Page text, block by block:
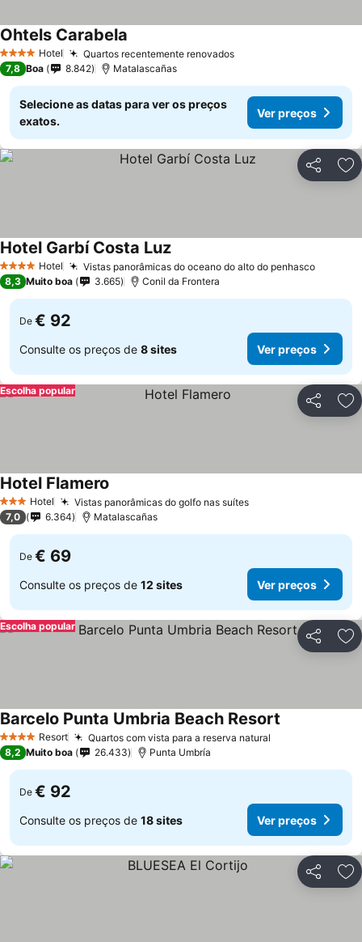
4 EstrelasHotel Quartos recentemente renovados
Ohtels Carabela
7,8 Boa 8.842 Matalascañas
Selecione as datas para ver os preços
exatos.
Ver preços
Partilhar
4 EstrelasHotel Vistas panorâmicas do oceano do alto do penhasco
Hotel Garbí Costa Luz
8,3 Muito boa 3.665 Conil da Frontera
De € 92
Consulte os preços de 8 sites Ver preços
Partilhar
Escolha popular
3 EstrelasHotel Vistas panorâmicas do golfo nas suítes
Hotel Flamero
7,0 6.364 Matalascañas
De € 69
Consulte os preços de 12 sites Ver preços
Partilhar
Escolha popular
4 EstrelasResort Quartos com vista para a reserva natural
Barcelo Punta Umbria Beach Resort
8,2 Muito boa 26.433 Punta Umbría
De € 92
Consulte os preços de 18 sites Ver preços
Partilhar